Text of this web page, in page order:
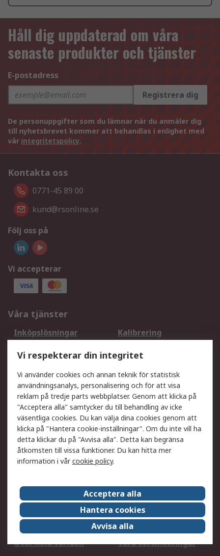
Håll dig uppdaterad om våra
senaste produkter och tjänster
E-postadress
Registrera dig
De personuppgifter som du lämnar när du anmäler dig
till nyhetsbrevet kommer att behandlas i enlighet med
vår integritetspolicy.
Kontakta oss
0771-45 89 00
kund@rsonline.se
Följ oss på
Vi accepterar
Våra tjänster
Inköpslösningar
Kalibrering
DesignSpark
Teknisk Support
Ditt lokala säljteam
Exportlösningar
Support
Få hjälp
Retur av varor
Leverans
Spåra din order
Begär en fakturakopi
Fördelar med RS-konto
Betalningsalternativ
Om RS
Försäljningsvillkor
Det juridiska
Press Centre
Jobba hos RS
ESG
Över hela världen
Våra certificeringar
Vi respekterar din integritet
Vi använder cookies och annan teknik för statistisk
användningsanalys, personalisering och för att visa
reklam på tredje parts webbplatser. Genom att klicka på
"Acceptera alla" samtycker du till behandling av icke
väsentliga cookies. Du kan välja dina cookies genom att
klicka på "Hantera cookie-inställningar". Om du inte vill ha
detta klickar du på "Avvisa alla". Detta kan begränsa
åtkomsten till vissa funktioner. Du kan hitta mer
information i vårcookie policy.
Acceptera alla
Hantera cookies
Avvisa alla